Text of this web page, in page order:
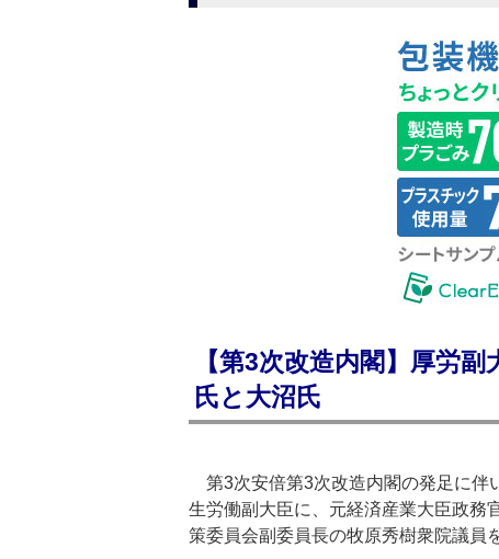
【第3次改造内閣】厚労
氏と大沼氏
第3次安倍第3次改造内閣の発足に伴
生労働副大臣に、元経済産業大臣政務
策委員会副委員長の牧原秀樹衆院議員